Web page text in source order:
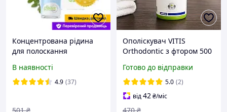
Концентрована рідина
для полоскання
В наявності
4.9 (37)
Ополіскувач VITIS
Orthodontic з фтором 500
яблучно-м ятний смак
Готово до відправки
5.0 (2)
від42₴/міс